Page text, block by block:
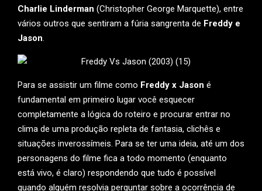
Charlie Linderman (Christopher George Marquette), entre
vários outros que sentiram a fúria sangrenta de Freddy e
Jason
Para se assistir um filme como Freddy x Jason é
fundamental em primeiro lugar você esquecer
completamente a lógica do roteiro e procurar entrar no
clima de uma produção repleta de fantasia, clichês e
situações inverossímeis. Para se ter uma ideia, até um dos
personagens do filme fica a todo momento (enquanto
está vivo, é claro) respondendo que tudo é possível
quando alguém resolvia perguntar sobre a ocorrência de